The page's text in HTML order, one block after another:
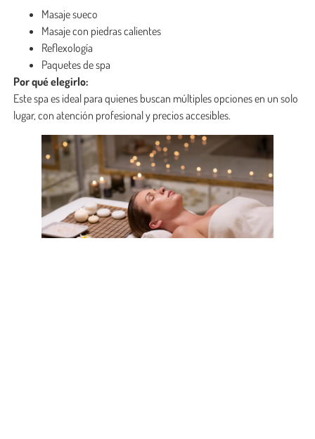
Masaje sueco
Masaje con piedras calientes
Reflexología
Paquetes de spa
Por qué elegirlo:
Este spa es ideal para quienes buscan múltiples opciones en un solo
lugar, con atención profesional y precios accesibles.